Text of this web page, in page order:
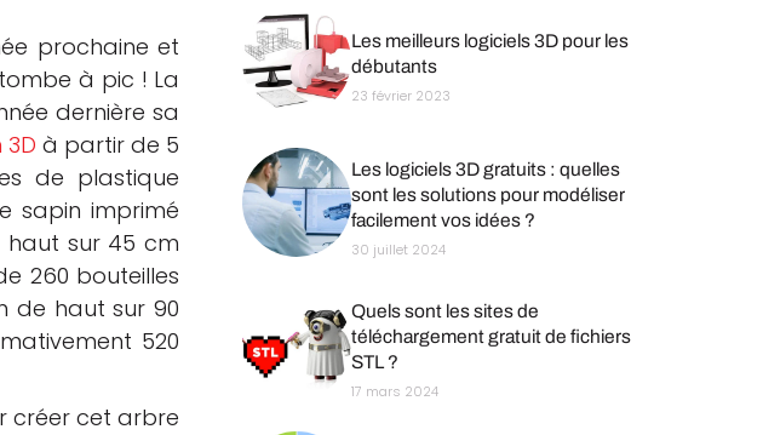
prochaine et
à pic ! La
dernière sa
à partir de 5
de plastique
sapin imprimé
haut sur 45 cm
260 bouteilles
de haut sur 90
520
créer cet arbre
Les meilleurs logiciels 3D pour les
débutants
23 février 2023
Les logiciels 3D gratuits : quelles
sont les solutions pour modéliser
facilement vos idées ?
30 juillet 2024
Quels sont les sites de
téléchargement gratuit de fichiers
STL ?
17 mars 2024